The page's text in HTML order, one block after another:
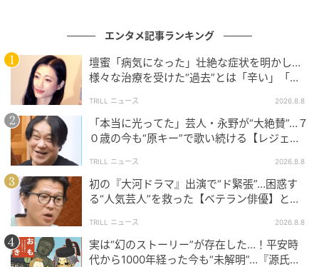
ないともう赤字」という岡田さんの言葉に、アルピー
の二人は「こわー…」「あんなにヒットしてても…」と
絶句。ヒットの基準が上がり続けることで、制作側に
かかるプレッシャーは以前にも増して巨大化している
ことが明らかになりました。
こうした“負の連鎖”から逃れるため、現在は監督が一
人でフルCGを用いて制作する「個人制作」のスタイル
も生まれていますが、それもまた作家の旬やブームに
左右される不安定な道。アニメを“産業”として維持す
ることの難しさを、改めて痛感させる内容となりまし
た。
エンタメ記事ランキング
壇蜜「病気になった」壮絶な症状を明かし…
様々な治療を受けた“過去”とは「辛い」「苦
TRILL ニュース 2026.8.8
「本当に光ってた」芸人・永野が“大絶賛”…７
０歳の今も“原キー”で歌い続ける【レジェン
TRILL ニュース 2026.8.8
初の『大河ドラマ』出演で“ド緊張”…困惑す
る“人気芸人”を救った【ベテラン俳優】とは
TRILL ニュース 2026.8.8
実は“幻のストーリー”が存在した…！平安時
代から1000年経った今も“未解明”…『源氏物